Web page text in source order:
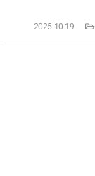
2025-10-19